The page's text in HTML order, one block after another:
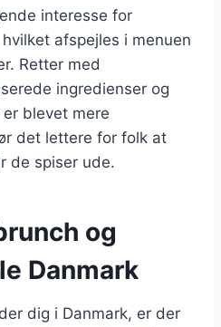
interesse for
afspejles i menuen
Retter med
ingredienser og
blevet mere
det lettere for folk at
de spiser ude.
og
Danmark
dig i Danmark, er der